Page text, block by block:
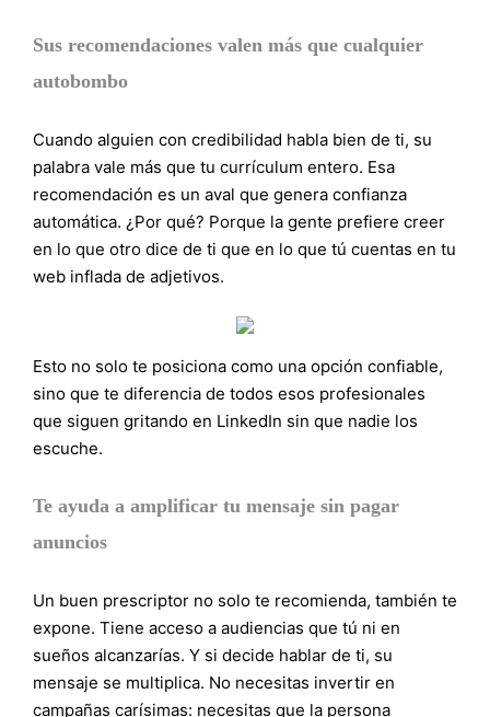
Sus recomendaciones valen más que cualquier
autobombo
Cuando alguien con credibilidad habla bien de ti, su
palabra vale más que tu currículum entero. Esa
recomendación es un aval que genera confianza
automática. ¿Por qué? Porque la gente prefiere creer
en lo que otro dice de ti que en lo que tú cuentas en tu
web inflada de adjetivos.
Esto no solo te posiciona como una opción confiable,
sino que te diferencia de todos esos profesionales
que siguen gritando en LinkedIn sin que nadie los
escuche.
Te ayuda a amplificar tu mensaje sin pagar
anuncios
Un buen prescriptor no solo te recomienda, también te
expone. Tiene acceso a audiencias que tú ni en
sueños alcanzarías. Y si decide hablar de ti, su
mensaje se multiplica. No necesitas invertir en
campañas carísimas: necesitas que la persona